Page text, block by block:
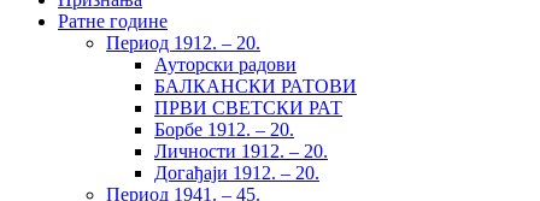
Ратне године
Период 1912. – 20.
Ауторски радови
БАЛКАНСКИ РАТОВИ
ПРВИ СВЕТСКИ РАТ
Борбе 1912. – 20.
Личности 1912. – 20.
Догађаји 1912. – 20.
Период 1941. – 45.